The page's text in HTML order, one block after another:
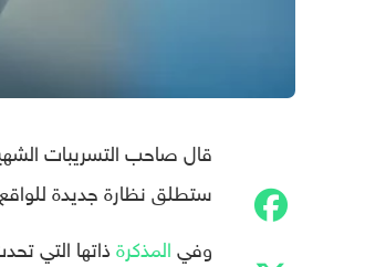
قال صاحب التسريبات
ستطلق نظارة جديدة للواقع
وفيالمذكرة